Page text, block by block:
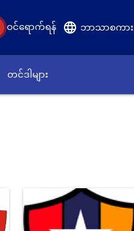
ဝင်ရောက်ရန် language ဘာသာစကား
တင်ဒါများ